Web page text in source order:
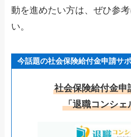
動を進めたい方は、ぜひ参
い。
今話題の社会保険給付金申請サ
社会保険給付金申
「退職コンシェ